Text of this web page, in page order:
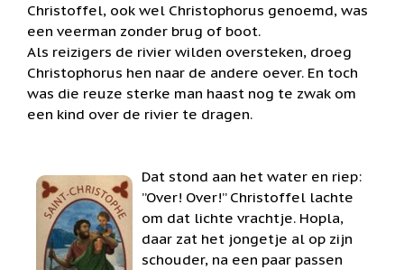
Engelen
beelden
Examen
juf
meester
Feestdagen
speciale
en
swipetekens
gebruiken.
Christoffel, ook wel Christophorus genoemd, was
een veerman zonder brug of boot.
Als reizigers de rivier wilden oversteken, droeg
Christophorus hen naar de andere oever. En toch
was die reuze sterke man haast nog te zwak om
een kind over de rivier te dragen.
Dat stond aan het water en riep:
”Over! Over!” Christoffel lachte
om dat lichte vrachtje. Hopla,
daar zat het jongetje al op zijn
schouder, na een paar passen